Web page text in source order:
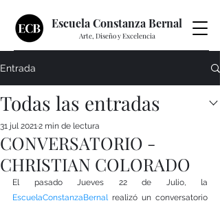
Arte, Diseño y Excelencia
Contacto
Escuela Constanza Bernal
Entrada
Todas las entradas
CONVERSATORIO -
CHRISTIAN COLORADO
31 jul 20212 min de lectura
EscuelaConstanzaBernal realizó un conversatorio